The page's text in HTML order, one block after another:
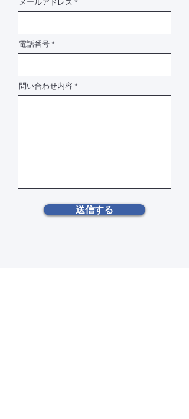
メールアドレス
電話番号
問い合わせ内容
送信する